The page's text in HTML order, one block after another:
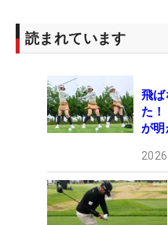
読まれています
飛ば
た
が